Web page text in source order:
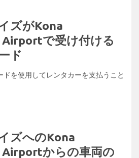
ズがKona
で受け付ける
ド
ドを使用してレンタカーを支払うこと
ズへのKona
からの車両の